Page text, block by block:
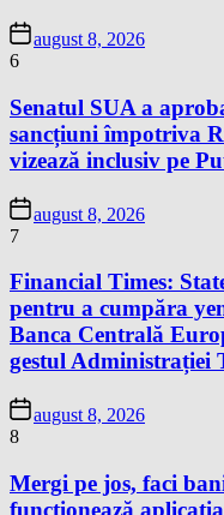
august 8, 2026
6
Senatul SUA a
sancțiuni împotriva
vizează inclusiv pe
august 8, 2026
7
Financial Times:
pentru a cumpăra
Banca Centrală
gestul Administrației
august 8, 2026
8
Mergi pe jos, faci
funcționează